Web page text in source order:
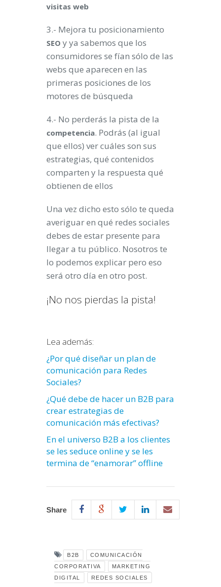
visitas web
3.- Mejora tu posicionamiento
SEO y ya sabemos que los
consumidores se fían sólo de las
webs que aparecen en las
primeras posiciones de los
motores de búsqueda
4.- No perderás la pista de la
competencia. Podrás (al igual
que ellos) ver cuáles son sus
estrategias, qué contenidos
comparten y la respuesta qué
obtienen de ellos
Una vez dicho esto sólo te queda
averiguar en qué redes sociales
debes de estar presente para
llegar a tu público. Nosotros te
lo podemos explicar pero eso
será otro día en otro post.
¡No nos pierdas la pista!
Lea además:
¿Por qué diseñar un plan de
comunicación para Redes
Sociales?
¿Qué debe de hacer un B2B para
crear estrategias de
comunicación más efectivas?
En el universo B2B a los clientes
se les seduce online y se les
termina de “enamorar” offline
Share
B2B
COMUNICACIÓN
CORPORATIVA
MARKETING
DIGITAL
REDES SOCIALES